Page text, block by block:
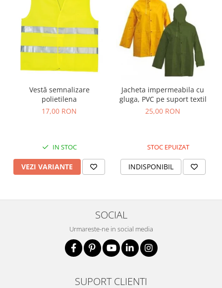
Vestă semnalizare
polietilena
17,00 RON
IN STOC
VEZI VARIANTE
Jacheta impermeabila cu
gluga, PVC pe suport textil
25,00 RON
STOC EPUIZAT
INDISPONIBIL
SOCIAL
Urmareste-ne in social media
SUPORT CLIENTI